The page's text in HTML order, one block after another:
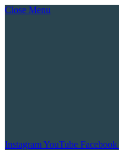
Close Menu
InstagramYouTube Facebook